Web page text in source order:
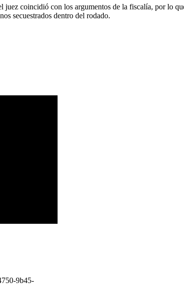
juez coincidió con los argumentos de la fiscalía, por lo
secuestrados dentro del rodado.